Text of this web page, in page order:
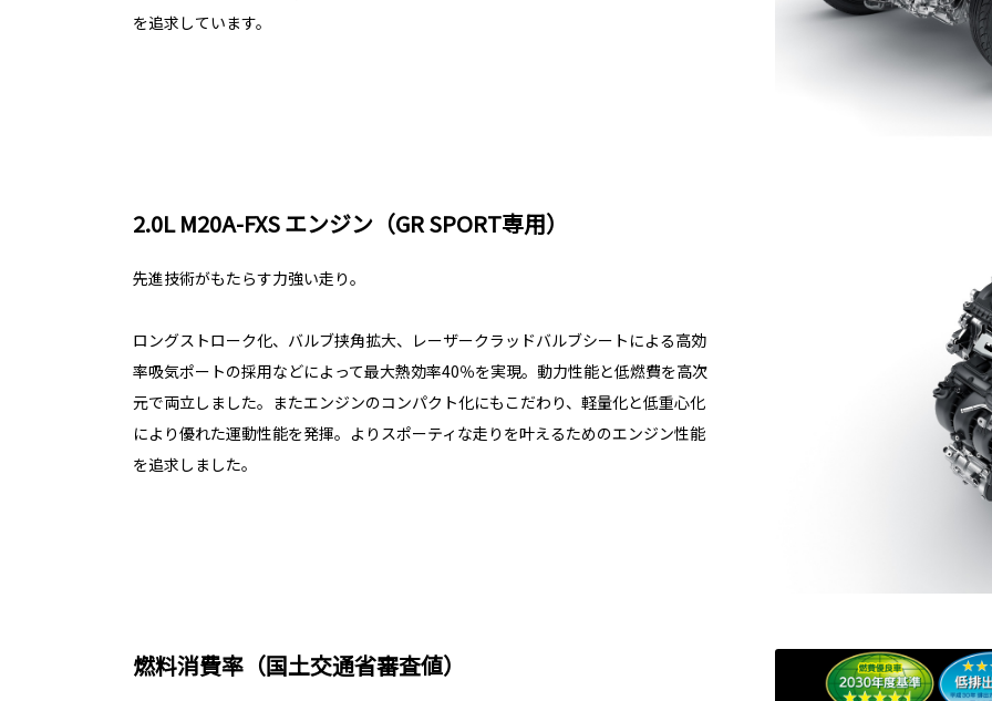
を追求しています。
2.0L M20A-FXS エンジン（GR SPORT専用）
先進技術がもたらす力強い走り。
ロングストローク化、バルブ挟角拡大、レーザークラッドバルブシートによる高効
率吸気ポートの採用などによって最大熱効率40％を実現。動力性能と低燃費を高次
元で両立しました。またエンジンのコンパクト化にもこだわり、軽量化と低重心化
により優れた運動性能を発揮。よりスポーティな走りを叶えるためのエンジン性能
を追求しました。
燃料消費率（国土交通省審査値）